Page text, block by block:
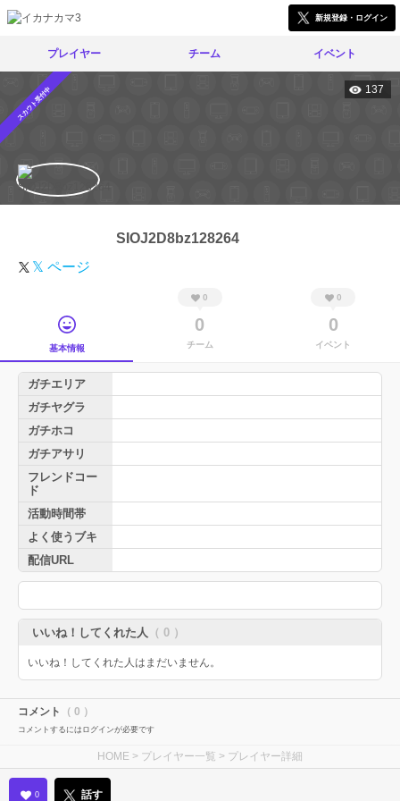
新規登録・ログイン
プレイヤー チーム イベント
スカウト受付中 137
SIOJ2D8bz128264
𝕏 ページ
基本情報
0
0
チーム
0
0
イベント
ガチエリア
ガチヤグラ
ガチホコ
ガチアサリ
フレンドコー
ド
活動時間帯
よく使うブキ
配信URL
いいね！してくれた人 （ 0 ）
いいね！してくれた人はまだいません。
コメント （ 0 ）
コメントするにはログインが必要です
HOME > プレイヤー一覧 > プレイヤー詳細
0 話す